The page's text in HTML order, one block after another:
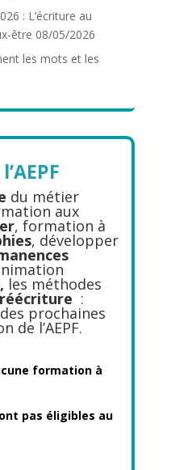
: L’écriture au
être 08/05/2026
les mots et les
du métier
aux
, formation à
, développer
les méthodes
réécriture :
prochaines
de l’AEPF.
formation à
pas éligibles au